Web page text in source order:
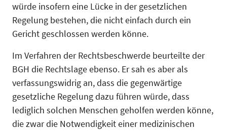
würde insofern eine Lücke in der gesetzlichen
Regelung bestehen, die nicht einfach durch ein
Gericht geschlossen werden könne.
Im Verfahren der Rechtsbeschwerde beurteilte der
BGH die Rechtslage ebenso. Er sah es aber als
verfassungswidrig an, dass die gegenwärtige
gesetzliche Regelung dazu führen würde, dass
lediglich solchen Menschen geholfen werden könne,
die zwar die Notwendigkeit einer medizinischen